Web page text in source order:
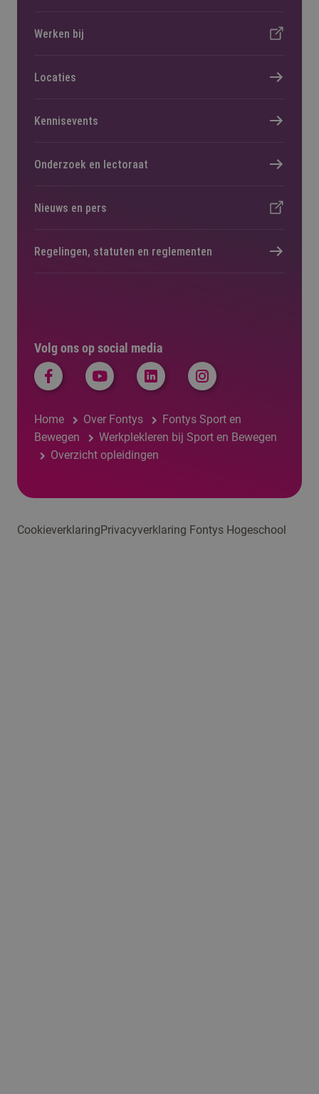
Volg ons op social media
Home Over Fontys
Fontys Sport en
Bewegen
Werkplekleren bij Sport en Bewegen
Overzicht opleidingen
Werken bij
Locaties
Kennisevents
Onderzoek en lectoraat
Nieuws en pers
Regelingen, statuten en reglementen
Cookieverklaring Privacyverklaring Fontys Hogeschool